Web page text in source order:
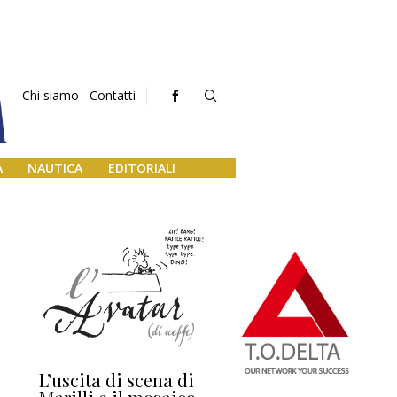
Chi siamo Contatti
NAUTICA EDITORIALI
L’uscita di scena di Darsena a Europa,